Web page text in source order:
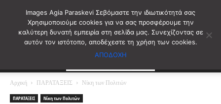
Αρχική ΠΑΡΑΤΑΞΕΙΣ Νίκη των Πολιτών
ΠΑΡΑΤΑΞΕΙΣ Νίκη των Πολιτών
Images Agia Paraskevi Σεβόμαστε την ιδιωτικότητά σας
Χρησιμοποιούμε cookies για να σας προσφέρουμε την
καλύτερη δυνατή εμπειρία στη σελίδα μας. Συνεχίζοντας σε
αυτόν τον ιστότοπο, αποδέχεστε τη χρήση των cookies.
ΑΠΟΔΟΧΗ